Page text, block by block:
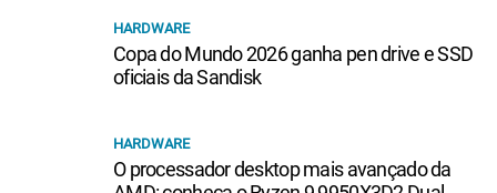
HARDWARE
Copa do Mundo 2026 ganha pen drive e SSD
oficiais da Sandisk
HARDWARE
O processador desktop mais avançado da